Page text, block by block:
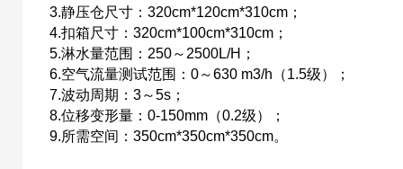
3.静压仓尺寸：320cm*120cm*310cm；
4.扣箱尺寸：320cm*100cm*310cm；
5.淋水量范围：250～2500L/H；
6.空气流量测试范围：0～630 m3/h（1.5级）；
7.波动周期：3～5s；
8.位移变形量：0-150mm（0.2级）；
9.所需空间：350cm*350cm*350cm。